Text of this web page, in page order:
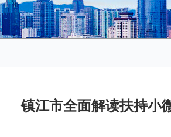
镇江市全面解读扶持小